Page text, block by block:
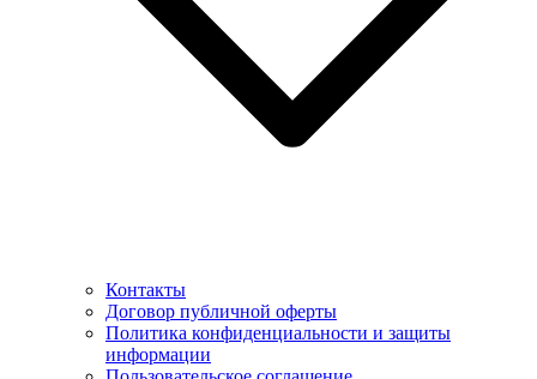
Контакты
Договор публичной оферты
Политика конфиденциальности и защиты
информации